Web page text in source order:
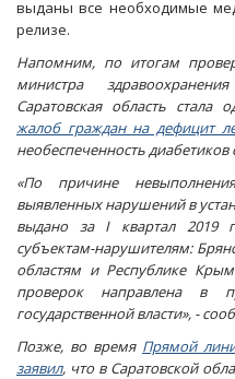
выданы все необходимые
релизе.
Напомним, по итогам
министра
Саратовская область стала
жалоб граждан на дефицит
необеспеченность
«По причине
выявленных нарушений в
выдано за I квартал 2019
субъектам-нарушителям:
областям и Республике
проверок направлена в
государственной власти», -
Позже, во время Прямой
заявил, что в Саратовской